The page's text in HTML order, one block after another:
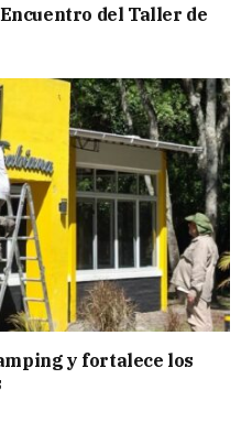
del Taller de
y fortalece los